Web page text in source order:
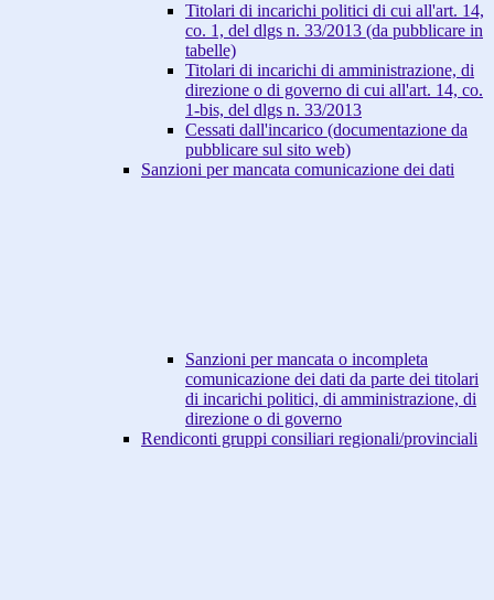
Titolari di incarichi politici di cui all'art. 14,
co. 1, del dlgs n. 33/2013 (da pubblicare in
tabelle)
Titolari di incarichi di amministrazione, di
direzione o di governo di cui all'art. 14, co.
1-bis, del dlgs n. 33/2013
Cessati dall'incarico (documentazione da
pubblicare sul sito web)
Sanzioni per mancata comunicazione dei dati
Sanzioni per mancata o incompleta
comunicazione dei dati da parte dei titolari
di incarichi politici, di amministrazione, di
direzione o di governo
Rendiconti gruppi consiliari regionali/provinciali